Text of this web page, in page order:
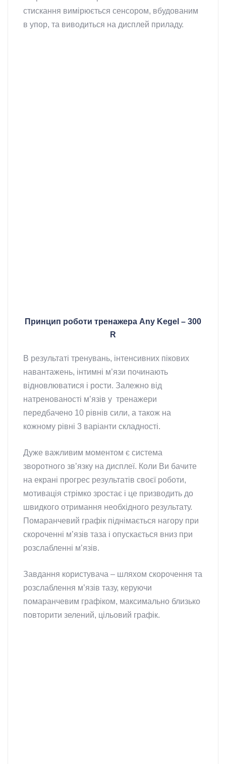
стискання вимірюється сенсором, вбудованим
в упор, та виводиться на дисплей приладу.
Принцип роботи тренажера Any Kegel – 300
R
В результаті тренувань, інтенсивних пікових
навантажень, інтимні м’язи починають
відновлюватися і рости. Залежно від
натренованості м’язів у тренажери
передбачено 10 рівнів сили, а також на
кожному рівні 3 варіанти складності.
Дуже важливим моментом є система
зворотного зв’язку на дисплеї. Коли Ви бачите
на екрані прогрес результатів своєї роботи,
мотивація стрімко зростає і це призводить до
швидкого отримання необхідного результату.
Помаранчевий графік піднімається нагору при
скороченні м’язів таза і опускається вниз при
розслабленні м’язів.
Завдання користувача – шляхом скорочення та
розслаблення м’язів тазу, керуючи
помаранчевим графіком, максимально близько
повторити зелений, цільовий графік.